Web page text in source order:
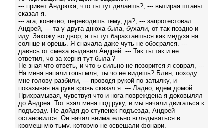
--- привет Андрюха, что ты тут делаешь?, --- вытирая штаны
сказал я.
--- ага, конечно, переводишь тему, да?, --- запротестовал
Андрей, --- та у друга днюха была, бухали, от так поздно и
иду. Захожу во двор, а ты тут барахтаешься как медуза на
солнце и орешь. Я сначала даже чуть не обосрался. ---
давясь от смеха выдавил Андрей. --- Так ты так и не
ответил, чо за херня тут была ?
Не зная что ответь, и что б сильно не позорится я соврал, ---
На меня напали гопы мля, ты чо не видишь? Блин, походу
мне голову разбили, --- проводя рукой по затылку, и
показывая на руке кровь сказал я. --- Ладно, идем домой.
Прихрамывая, чувствуя что и нога повреждена я доковылял
до Андрея. Тот взял меня под руку, и мы начали двигаться к
подъезду. Не дойдя до ступенек подъезда, Андрей
остановился. Он начал внимательно вглядываться в
кромешную тьму, которую не освещали фонари.